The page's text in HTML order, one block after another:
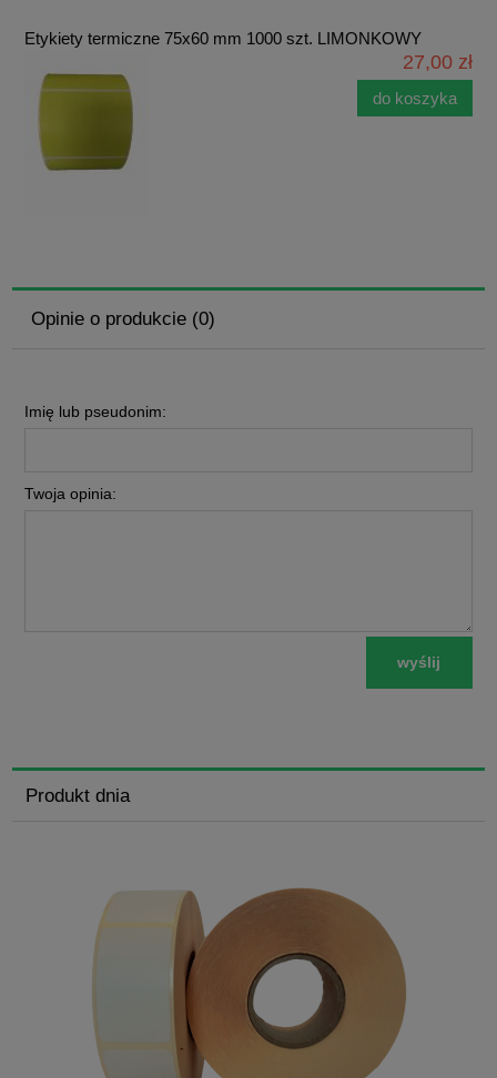
Etykiety termiczne 75x60 mm 1000 szt. LIMONKOWY
27,00 zł
do koszyka
Opinie o produkcie (0)
Imię lub pseudonim:
Twoja opinia:
wyślij
Produkt dnia